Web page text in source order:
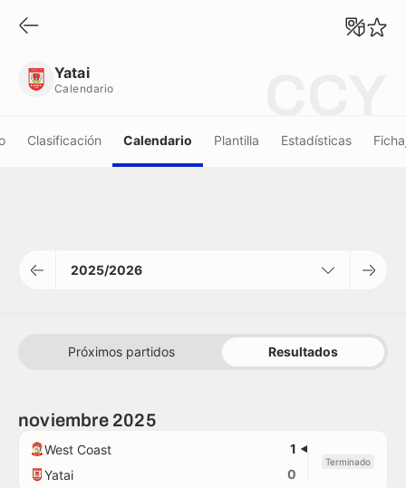
Yatai
Calendario
Clasificación Calendario Plantilla Estadísticas
2025/2026
Próximos partidos Resultados
noviembre 2025
West Coast
1
Yatai
0
Terminado